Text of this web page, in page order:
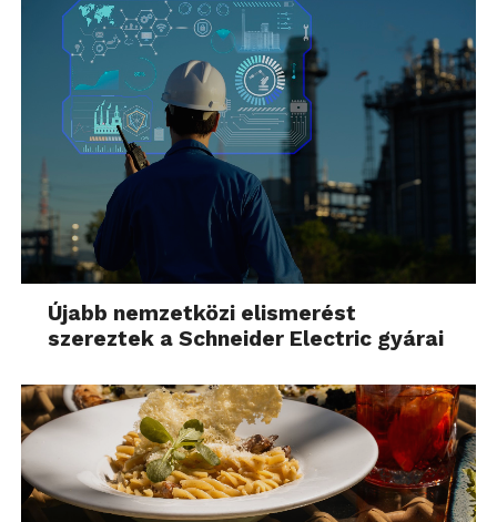
Újabb nemzetközi elismerést
szereztek a Schneider Electric gyárai